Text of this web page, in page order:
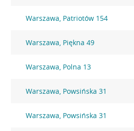
Warszawa, Patriotów 154
Warszawa, Piękna 49
Warszawa, Polna 13
Warszawa, Powsińska 31
Warszawa, Powsińska 31